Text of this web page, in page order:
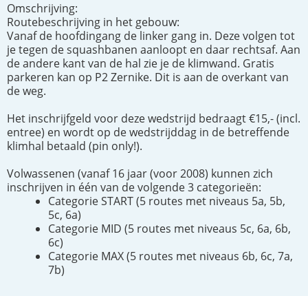
Omschrijving:
Routebeschrijving in het gebouw:
Vanaf de hoofdingang de linker gang in. Deze volgen tot
je tegen de squashbanen aanloopt en daar rechtsaf. Aan
de andere kant van de hal zie je de klimwand. Gratis
parkeren kan op P2 Zernike. Dit is aan de overkant van
de weg.
Het inschrijfgeld voor deze wedstrijd bedraagt €15,- (incl.
entree) en wordt op de wedstrijddag in de betreffende
klimhal betaald (pin only!).
Volwassenen (vanaf 16 jaar (voor 2008) kunnen zich
inschrijven in één van de volgende 3 categorieën:
Categorie START (5 routes met niveaus 5a, 5b,
5c, 6a)
Categorie MID (5 routes met niveaus 5c, 6a, 6b,
6c)
Categorie MAX (5 routes met niveaus 6b, 6c, 7a,
7b)